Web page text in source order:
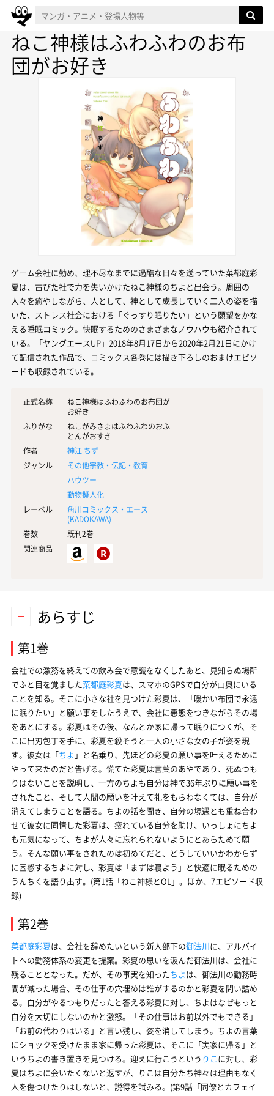
ねこ神様はふわふわのお布
団がお好き
ゲーム会社に勤め、理不尽なまでに過酷な日々を送っていた菜都庭彩
夏は、古びた社で力を失いかけたねこ神様のちよと出会う。周囲の
人々を癒やしながら、人として、神として成長していく二人の姿を描
いた、ストレス社会における「ぐっすり眠りたい」という願望をかな
える睡眠コミック。快眠するためのさまざまなノウハウも紹介されて
いる。「ヤングエースUP」2018年8月17日から2020年2月21日にかけ
て配信された作品で、コミックス各巻には描き下ろしのおまけエピソ
ードも収録されている。
正式名称
ねこ神様はふわふわのお布団が
お好き
ふりがな
ねこがみさまはふわふわのおふ
とんがおすき
作者
神江 ちず
ジャンル
その他宗教・伝記・教育
ハウツー
動物擬人化
レーベル
角川コミックス・エース
(KADOKAWA)
巻数
既刊2巻
関連商品
あらすじ
第1巻
会社での激務を終えての飲み会で意識をなくしたあと、見知らぬ場所
でふと目を覚ました菜都庭彩夏は、スマホのGPSで自分が山奥にいる
ことを知る。そこに小さな社を見つけた彩夏は、「暖かい布団で永遠
に眠りたい」と願い事をしたうえで、会社に悪態をつきながらその場
をあとにする。彩夏はその後、なんとか家に帰って眠りにつくが、そ
こに出刃包丁を手に、彩夏を殺そうと一人の小さな女の子が姿を現
す。彼女は「ちよ 」と名乗り、先ほどの彩夏の願い事を叶えるために
やって来たのだと告げる。慌てた彩夏は言葉のあやであり、死ぬつも
りはないことを説明し、一方のちよも自分は神で36年ぶりに願い事を
されたこと、そして人間の願いを叶えて礼をもらわなくては、自分が
消えてしまうことを語る。ちよの話を聞き、自分の境遇とも重ね合わ
せて彼女に同情した彩夏は、疲れている自分を助け、いっしょにちよ
も元気になって、ちよが人々に忘れられないようにとあらためて願
う。そんな願い事をされたのは初めてだと、どうしていいかわからず
に困惑するちよに対し、彩夏は「まずは寝よう」と快適に眠るための
うんちくを語り出す。(第1話「ねこ神様とOL」。ほか、7エピソード収
録)
第2巻
菜都庭彩夏は、会社を辞めたいという新人部下の御法川に、アルバイ
トへの勤務体系の変更を提案。彩夏の思いを汲んだ御法川は、会社に
残ることとなった。だが、その事実を知ったちよは、御法川の勤務時
間が減った場合、その仕事の穴埋めは誰がするのかと彩夏を問い詰め
る。自分がやるつもりだったと答える彩夏に対し、ちよはなぜもっと
自分を大切にしないのかと激怒。「その仕事はお前以外でもできる」
「お前の代わりはいる」と言い残し、姿を消してしまう。ちよの言葉
にショックを受けたまま家に帰った彩夏は、そこに「実家に帰る」と
いうちよの書き置きを見つける。迎えに行こうという りこに対し、彩
夏はちよに会いたくないと返すが、りこは自分たち神々は理由もなく
人を傷つけたりはしないと、説得を試みる。(第9話「同僚とカフェイ